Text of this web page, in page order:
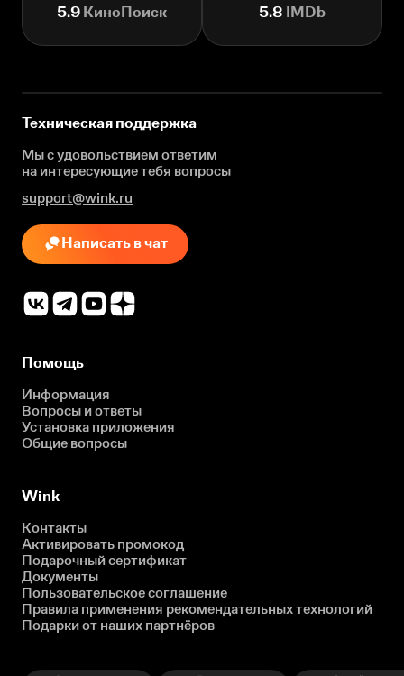
5.9 КиноПоиск 5.8 IMDb
Техническая поддержка
Мы с удовольствием ответим
на интересующиетебя вопросы
support@wink.ru
Написать в чат
Помощь
Информация
Вопросы и ответы
Установка приложения
Общие вопросы
Wink
Контакты
Активировать промокод
Подарочный сертификат
Документы
Пользовательское соглашение
Правила применения рекомендательных технологий
Подарки от наших партнёров